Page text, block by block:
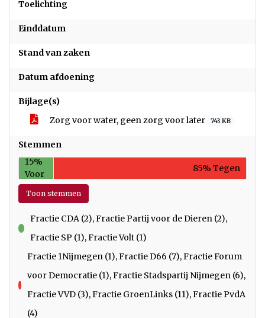
Toelichting
Einddatum
Stand van zaken
Datum afdoening
Bijlage(s)
Zorg voor water, geen zorg voor later
743 KB
Stemmen
15%
Voor
85% Tegen
Toon stemmen
voor
Fractie CDA (2), Fractie Partij voor de Dieren (2),
Fractie SP (1), Fractie Volt (1)
tegen
Fractie 1Nijmegen (1), Fractie D66 (7), Fractie Forum
voor Democratie (1), Fractie Stadspartij Nijmegen (6),
Fractie VVD (3), Fractie GroenLinks (11), Fractie PvdA
(4)